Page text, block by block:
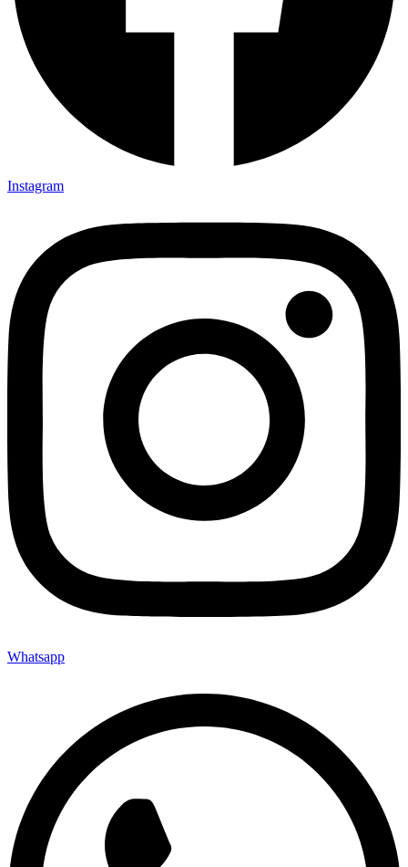
Instagram
Whatsapp